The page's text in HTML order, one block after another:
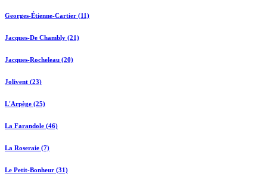
Georges-Étienne-Cartier (11)
Jacques-De Chambly (21)
Jacques-Rocheleau (20)
Jolivent (23)
L'Arpège (25)
La Farandole (46)
La Roseraie (7)
Le Petit-Bonheur (31)